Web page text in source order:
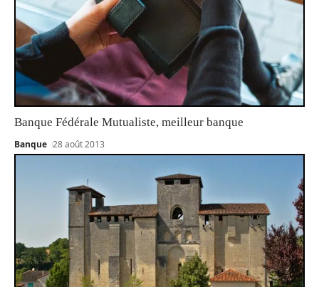
Banque Fédérale Mutualiste, meilleur banque
Banque 28 août 2013